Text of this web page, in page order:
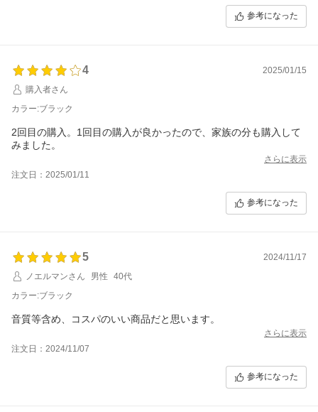
参考になった
4
2025/01/15
購入者さん
カラー:ブラック
2回目の購入。1回目の購入が良かったので、家族の分も購入して
みました。
さらに表示
注文日：2025/01/11
参考になった
5
2024/11/17
ノエルマンさん
男性
40代
カラー:ブラック
音質等含め、コスパのいい商品だと思います。
さらに表示
注文日：2024/11/07
参考になった